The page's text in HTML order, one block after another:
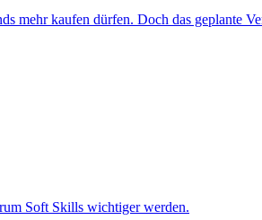
kaufen dürfen. Doch das geplante
Soft Skills wichtiger werden.